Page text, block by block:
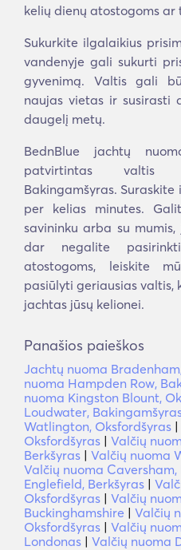
kelių dienų atostogoms ar
Sukurkite ilgalaikius
vandenyje gali sukurti
gyvenimą. Valtis gali
naujas vietas ir susirasti
daugelį metų.
BednBlue jachtų
patvirtintas valtis
Bakingamšyras.
per kelias minutes.
savininku arba su
dar negalite
atostogoms, leiskite
pasiūlyti geriausias
jachtas jūsų kelionei.
Panašios paieškos
Jachtų nuoma
nuoma Hampden Row,
nuoma Kingston Blount,
Loudwater,
Watlington, Oksfordšyras |
Oksfordšyras | Valčių
Berkšyras | Valčių nuoma
Valčių nuoma Caversham,
Englefield, Berkšyras |
Oksfordšyras | Valčių
Buckinghamshire | Valčių
Oksfordšyras | Valčių
Londonas | Valčių nuoma